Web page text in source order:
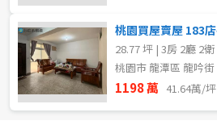
不拘
售價
28.77 坪 | 3房 2廳 2衛
桃園市 龍潭區 龍吟街
1198 萬 41.64萬/坪